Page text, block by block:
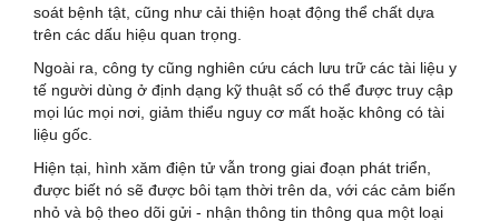
soát bệnh tật, cũng như cải thiện hoạt động thể chất dựa
trên các dấu hiệu quan trọng.
Ngoài ra, công ty cũng nghiên cứu cách lưu trữ các tài liệu y
tế người dùng ở định dạng kỹ thuật số có thể được truy cập
mọi lúc mọi nơi, giảm thiểu nguy cơ mất hoặc không có tài
liệu gốc.
Hiện tại, hình xăm điện tử vẫn trong giai đoạn phát triển,
được biết nó sẽ được bôi tạm thời trên da, với các cảm biến
nhỏ và bộ theo dõi gửi - nhận thông tin thông qua một loại